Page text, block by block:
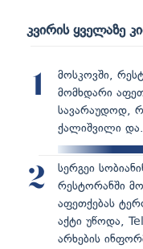
კვირის ყველაზე
1
მოსკოვში,
მომხდარი
სავარაუდოდ,
ქალიშვილი
2
სერგეი
რესტორანში
აფეთქებას
აქტი უწოდა,
არხების